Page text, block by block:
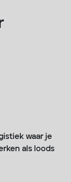
waar je
als loods